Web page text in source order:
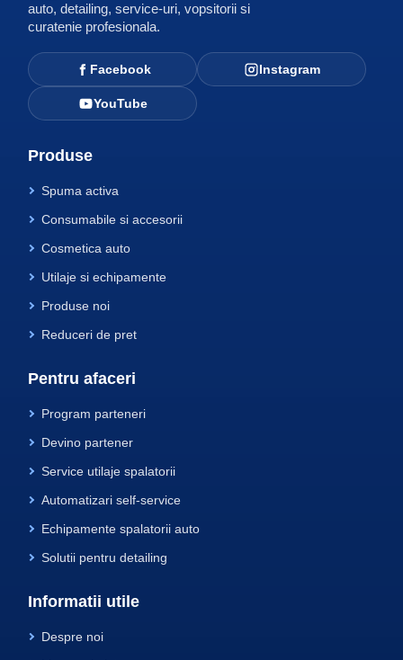
auto, detailing, service-uri, vopsitorii si
curatenie profesionala.
Facebook Instagram
YouTube
Produse
Spuma activa
Consumabile si accesorii
Cosmetica auto
Utilaje si echipamente
Produse noi
Reduceri de pret
Pentru afaceri
Program parteneri
Devino partener
Service utilaje spalatorii
Automatizari self-service
Echipamente spalatorii auto
Solutii pentru detailing
Informatii utile
Despre noi